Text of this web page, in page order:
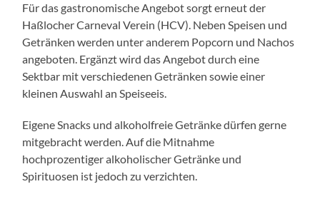
Für das gastronomische Angebot sorgt erneut der
Haßlocher Carneval Verein (HCV). Neben Speisen und
Getränken werden unter anderem Popcorn und Nachos
angeboten. Ergänzt wird das Angebot durch eine
Sektbar mit verschiedenen Getränken sowie einer
kleinen Auswahl an Speiseeis.
Eigene Snacks und alkoholfreie Getränke dürfen gerne
mitgebracht werden. Auf die Mitnahme
hochprozentiger alkoholischer Getränke und
Spirituosen ist jedoch zu verzichten.